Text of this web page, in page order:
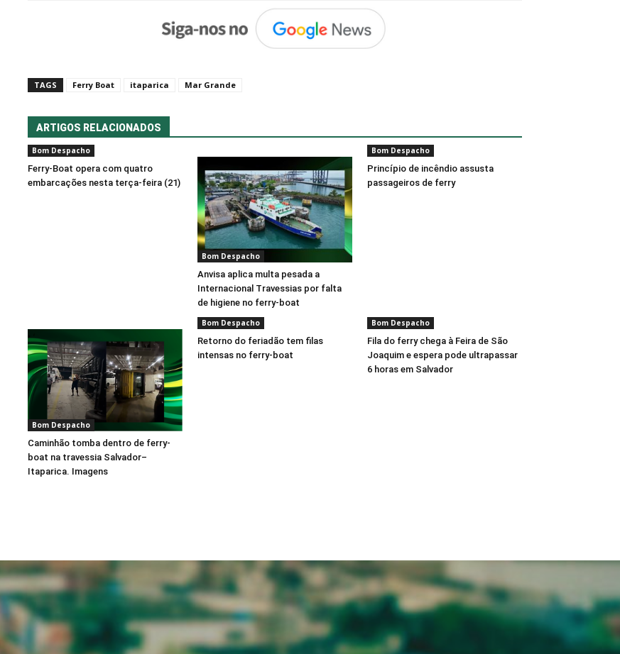
TAGS Ferry Boat itaparica Mar Grande
ARTIGOS RELACIONADOS
Bom Despacho
Ferry-Boat opera com quatro
embarcações nesta terça-feira (21)
Bom Despacho
Anvisa aplica multa pesada a
Internacional Travessias por falta
de higiene no ferry-boat
Bom Despacho
Princípio de incêndio assusta
passageiros de ferry
Bom Despacho
Caminhão tomba dentro de ferry-
boat na travessia Salvador–
Itaparica. Imagens
Bom Despacho
Retorno do feriadão tem filas
intensas no ferry-boat
Bom Despacho
Fila do ferry chega à Feira de São
Joaquim e espera pode ultrapassar
6 horas em Salvador